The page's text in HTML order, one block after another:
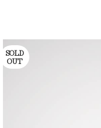
SOLD
OUT